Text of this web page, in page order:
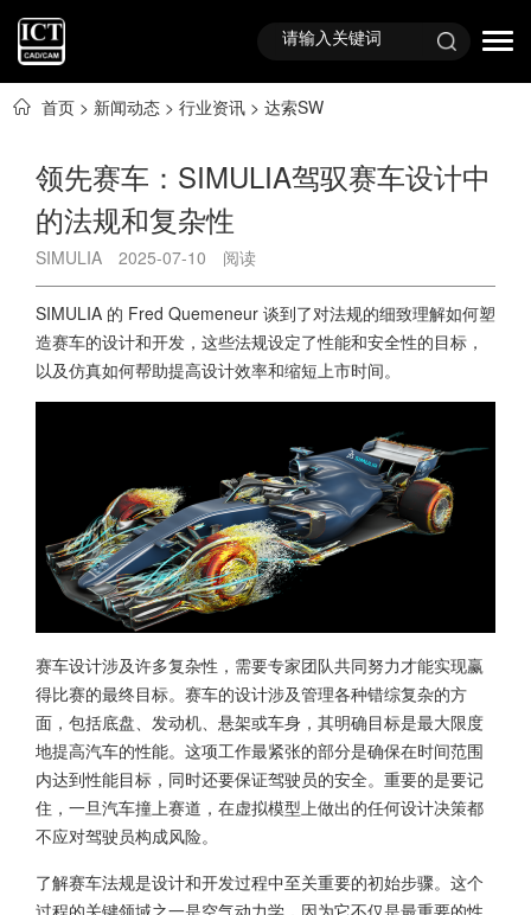
首页 > 新闻动态 > 行业资讯 > 达索SW
领先赛车：SIMULIA驾驭赛车设计中
的法规和复杂性
SIMULIA 2025-07-10 阅读
SIMULIA 的 Fred Quemeneur 谈到了对法规的细致理解如何塑
造赛车的设计和开发，这些法规设定了性能和安全性的目标，
以及仿真如何帮助提高设计效率和缩短上市时间。
赛车设计涉及许多复杂性，需要专家团队共同努力才能实现赢
得比赛的最终目标。赛车的设计涉及管理各种错综复杂的方
面，包括底盘、发动机、悬架或车身，其明确目标是最大限度
地提高汽车的性能。这项工作最紧张的部分是确保在时间范围
内达到性能目标，同时还要保证驾驶员的安全。重要的是要记
住，一旦汽车撞上赛道，在虚拟模型上做出的任何设计决策都
不应对驾驶员构成风险。
了解赛车法规是设计和开发过程中至关重要的初始步骤。这个
过程的关键领域之一是空气动力学，因为它不仅是最重要的性